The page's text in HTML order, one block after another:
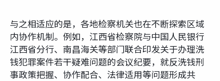
与之相适应的是，各地检察机关也在不断探索区域
内协作机制。例如，江西省检察院与中国人民银行
江西省分行、南昌海关等部门联合印发关于办理洗
钱犯罪案件若干疑难问题的会议纪要，就反洗钱刑
事政策把握、协作配合、法律适用等问题形成共